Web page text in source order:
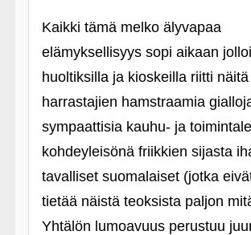
Kaikki tämä melko älyvapaa
elämyksellisyys sopi aikaan
huoltiksilla ja kioskeilla riitti
harrastajien hamstraamia
sympaattisia kauhu- ja
kohdeyleisönä friikkien sijasta
tavalliset suomalaiset (jotka
tietää näistä teoksista paljon
Yhtälön lumoavuus perustuu